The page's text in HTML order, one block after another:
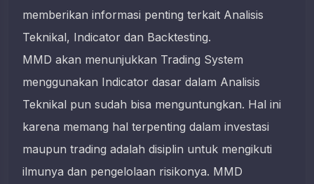
memberikan informasi penting terkait Analisis
Teknikal, Indicator dan Backtesting.
MMD akan menunjukkan Trading System
menggunakan Indicator dasar dalam Analisis
Teknikal pun sudah bisa menguntungkan. Hal ini
karena memang hal terpenting dalam investasi
maupun trading adalah disiplin untuk mengikuti
ilmunya dan pengelolaan risikonya. MMD